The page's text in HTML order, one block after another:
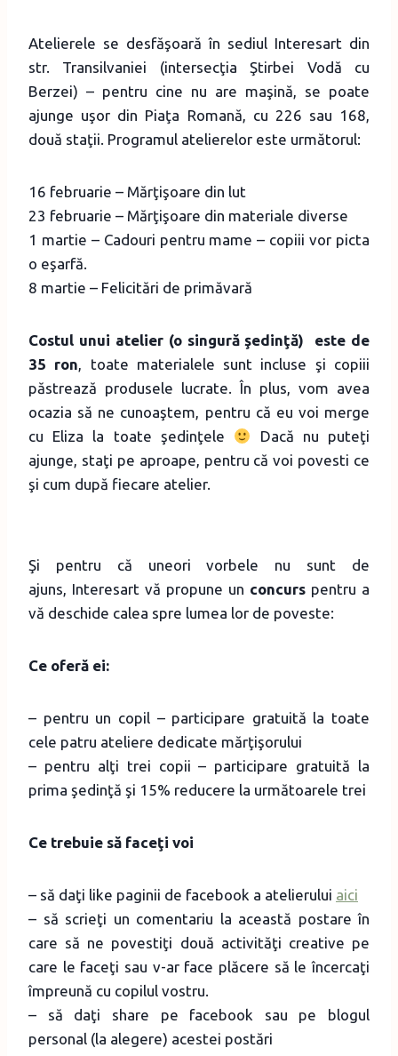
Atelierele se desfăşoară în sediul Interesart din
str. Transilvaniei (intersecţia Ştirbei Vodă cu
Berzei) – pentru cine nu are maşină, se poate
ajunge uşor din Piaţa Romană, cu 226 sau 168,
două staţii. Programul atelierelor este următorul:
16 februarie – Mărţişoare din lut
23 februarie – Mărţişoare din materiale diverse
1 martie – Cadouri pentru mame – copiii vor picta
o eşarfă.
8 martie – Felicitări de primăvară
Costul unui atelier (o singură şedinţă) este de
35 ron, toate materialele sunt incluse şi copiii
păstrează produsele lucrate. În plus, vom avea
ocazia să ne cunoaştem, pentru că eu voi merge
cu Eliza la toate şedinţele
Dacă nu puteţi
ajunge, staţi pe aproape, pentru că voi povesti ce
şi cum după fiecare atelier.
Şi pentru că uneori vorbele nu sunt de
ajuns, Interesart vă propune un concurs pentru a
vă deschide calea spre lumea lor de poveste:
Ce oferă ei:
– pentru un copil – participare gratuită la toate
cele patru ateliere dedicate mărţişorului
– pentru alţi trei copii – participare gratuită la
prima şedinţă şi 15% reducere la următoarele trei
Ce trebuie să faceţi voi
– să daţi like paginii de facebook a atelierului aici
– să scrieţi un comentariu la această postare în
care să ne povestiţi două activităţi creative pe
care le faceţi sau v-ar face plăcere să le încercaţi
împreună cu copilul vostru.
– să daţi share pe facebook sau pe blogul
personal (la alegere) acestei postări